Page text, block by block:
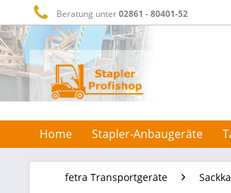
Beratung unter02861 - 80401-52
Home Stapler-Anbaugeräte
fetra Transportgeräte